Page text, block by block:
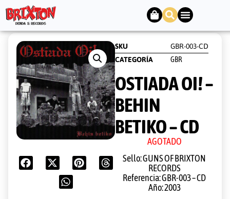
SKU
GBR-003-CD
CATEGORÍA
GBR
OSTIADA OI! –
BEHIN
BETIKO – CD
AGOTADO
Sello: GUNS OF BRIXTON
RECORDS
Referencia: GBR-003 – CD
Año: 2003